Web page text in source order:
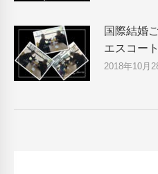
国際結婚
エスコー
2018年10月